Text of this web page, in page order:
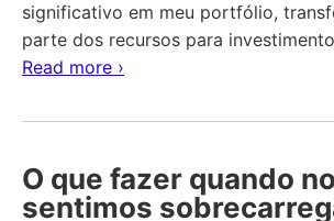
significativo em meu portfólio,
parte dos recursos para
Read more ›
O que fazer quando
sentimos